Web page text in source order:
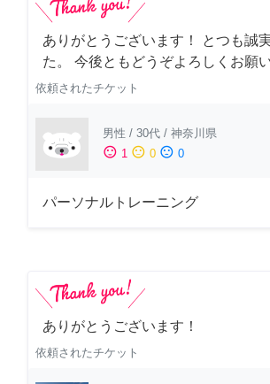
ありがとうございます！ とつも誠
た。 今後ともどうぞよろしくお願
依頼されたチケット
男性 / 30代 / 神奈川県
sentiment_satisfied 1 sentiment_neutral 0 sentiment_dissatisfied 0
パーソナルトレーニング
ありがとうございます！
依頼されたチケット